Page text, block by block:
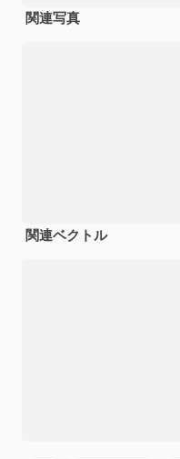
関連写真
関連ベクトル